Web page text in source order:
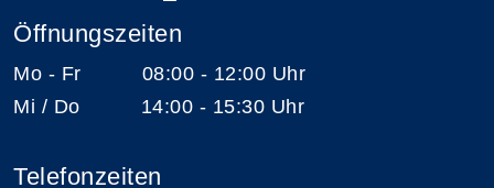
Öffnungszeiten
Mo - Fr 08:00 - 12:00 Uhr
Mi / Do 14:00 - 15:30 Uhr
Telefonzeiten